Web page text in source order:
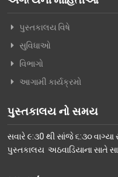
પુસ્તકાલય વિષે
સુવિધાઓ
વિભાગો
આગામી કાર્યક્રમો
પુસ્તકાલય નો સમય
સવારે ૯:૩0 થી સાંજે ૬:૩૦ વાગ્યા
પુસ્તકાલય અઠવાડિયાના સાતે